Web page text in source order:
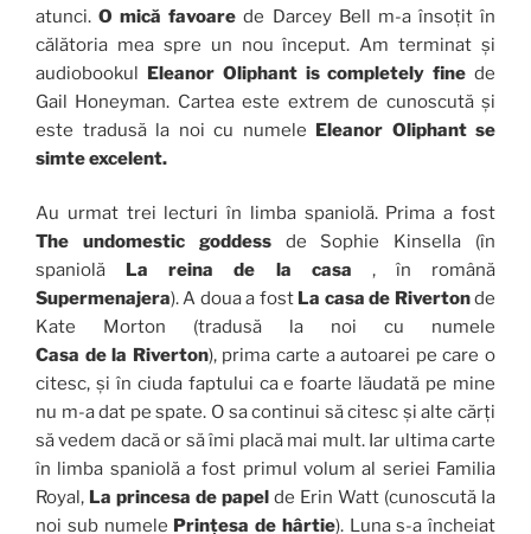
atunci.O mică favoare de Darcey Bell m-a însoțit în
călătoria mea spre un nou început. Am terminat și
audiobookul Eleanor Oliphant is completely fine de
Gail Honeyman. Cartea este extrem de cunoscută și
este tradusă la noi cu numele Eleanor Oliphant se
simte excelent.
Au urmat trei lecturi în limba spaniolă. Prima a fost
The undomestic goddessde Sophie Kinsella (în
spaniolă La reina de la casa , în română
Supermenajera). A doua a fost La casa de Rivertonde
Kate Morton (tradusă la noi cu numele
Casa de la Riverton), prima carte a autoarei pe care o
citesc, și în ciuda faptului ca e foarte lăudată pe mine
nu m-a dat pe spate. O sa continui să citesc și alte cărți
să vedem dacă or să îmi placă mai mult. Iar ultima carte
în limba spaniolă a fost primul volum al seriei Familia
Royal, La princesa de papel de Erin Watt (cunoscută la
noi sub numele Prințesa de hârtie). Luna s-a încheiat